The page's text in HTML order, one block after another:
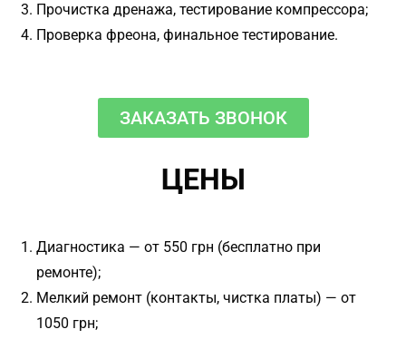
Прочистка дренажа, тестирование компрессора;
Проверка фреона, финальное тестирование.
ЗАКАЗАТЬ ЗВОНОК
ЦЕНЫ
Диагностика — от 550 грн (бесплатно при
ремонте);
Мелкий ремонт (контакты, чистка платы) — от
1050 грн;